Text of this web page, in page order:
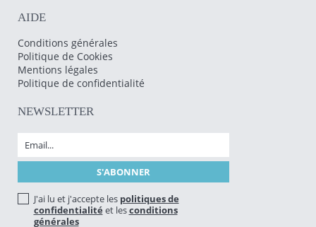
AIDE
Conditions générales
Politique de Cookies
Mentions légales
Politique de confidentialité
NEWSLETTER
J'ai lu et j'accepte les politiques de
confidentialité et lesconditions
générales